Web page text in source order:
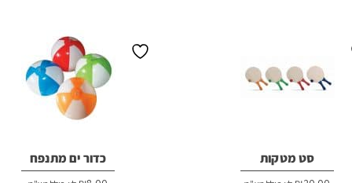
סט מטקות כדור ים מתנפח